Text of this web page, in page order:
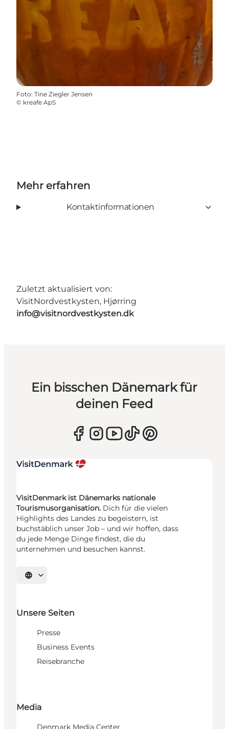
Foto: Tine Ziegler Jensen
© kreafe ApS
Mehr erfahren
Kontaktinformationen
Zuletzt aktualisiert von:
VisitNordvestkysten, Hjørring
info@visitnordvestkysten.dk
Ein bisschen Dänemark für
deinen Feed
VisitDenmark ist Dänemarks nationale
Tourismusorganisation. Dich für die vielen
Highlights des Landes zu begeistern, ist
buchstäblich unser Job – und wir hoffen, dass
du jede Menge Dinge findest, die du
unternehmen und besuchen kannst.
Sprache auswählen
Unsere Seiten
Presse
Business Events
Reisebranche
Media
Denmark Media Center